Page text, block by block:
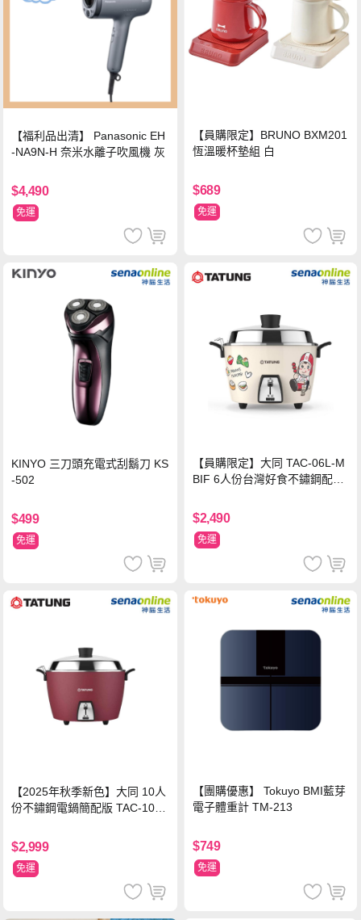
【福利品出清】 Panasonic EH
-NA9N-H 奈米水離子吹風機 灰
$4,490
免運
【員購限定】BRUNO BXM201
恆溫暖杯墊組 白
$689
免運
KINYO 三刀頭充電式刮鬍刀 KS
-502
$499
免運
【員購限定】大同 TAC-06L-M
BIF 6人份台灣好食不鏽鋼配件
$2,490
免運
【2025年秋季新色】大同 10人
份不鏽鋼電鍋簡配版 TAC-10L-
$2,999
免運
【團購優惠】 Tokuyo BMI藍芽
電子體重計 TM-213
$749
免運